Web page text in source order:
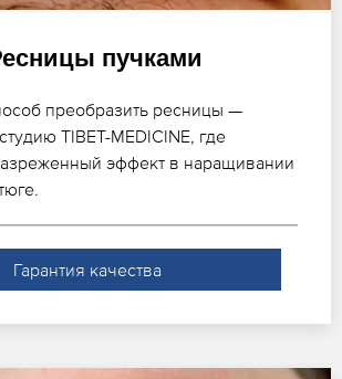
пучками
преобразить ресницы —
TIBET-MEDICINE, где
эффект в наращивании
Гарантия качества